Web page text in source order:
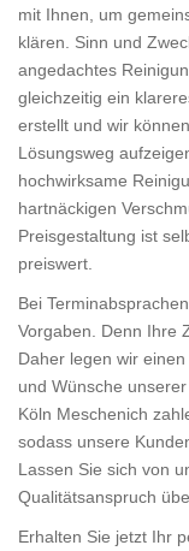
mit Ihnen, um
klären. Sinn und
angedachtes
gleichzeitig ein
erstellt und wir
Lösungsweg
hochwirksame
hartnäckigen
Preisgestaltung ist
preiswert.
Bei
Vorgaben. Denn Ihre
Daher legen wir
und Wünsche
Köln Meschenich
sodass unsere
Lassen Sie sich von
Qualitätsanspruch
Erhalten Sie jetzt Ihr